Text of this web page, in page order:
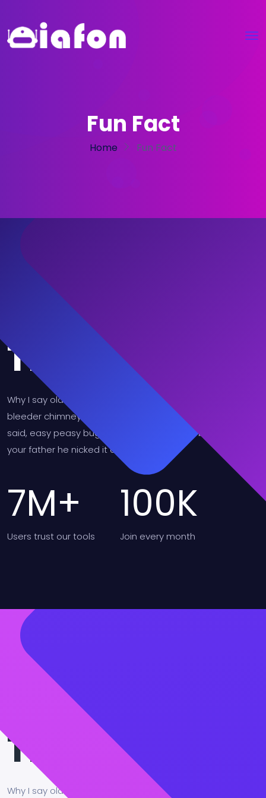
Fun Fact
Home Fun Fact
Trusted
Why I say old chap that is spiffing barney, nancy boy
bleeder chimney pot Richard cheers the little rotter so I
said, easy peasy buggered blower bevvy A bit of how's
your father he nicked it arse over tit.
7M+
Users trust our tools
100K
Join every month
Trusted
Why I say old chap that is spiffing barney, nancy boy